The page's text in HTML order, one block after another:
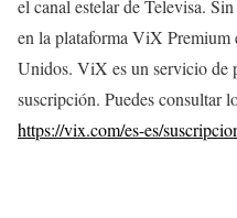
el canal estelar de Televisa.
en la plataforma ViX Premium
Unidos. ViX es un servicio de
suscripción. Puedes consultar
https://vix.com/es-es/